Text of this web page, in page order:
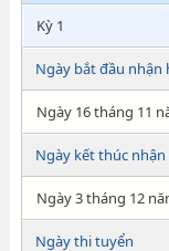
Kỳ 1
Ngày bắt đầu nhận
Ngày 16 tháng 11
Ngày kết thúc
Ngày 3 tháng 12
Ngày thi tuyển